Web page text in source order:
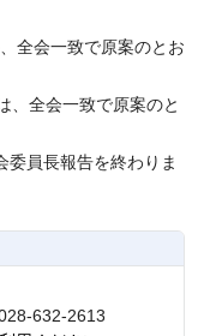
全会一致で原案のとお
全会一致で原案のと
員長報告を終わりま
632-2613